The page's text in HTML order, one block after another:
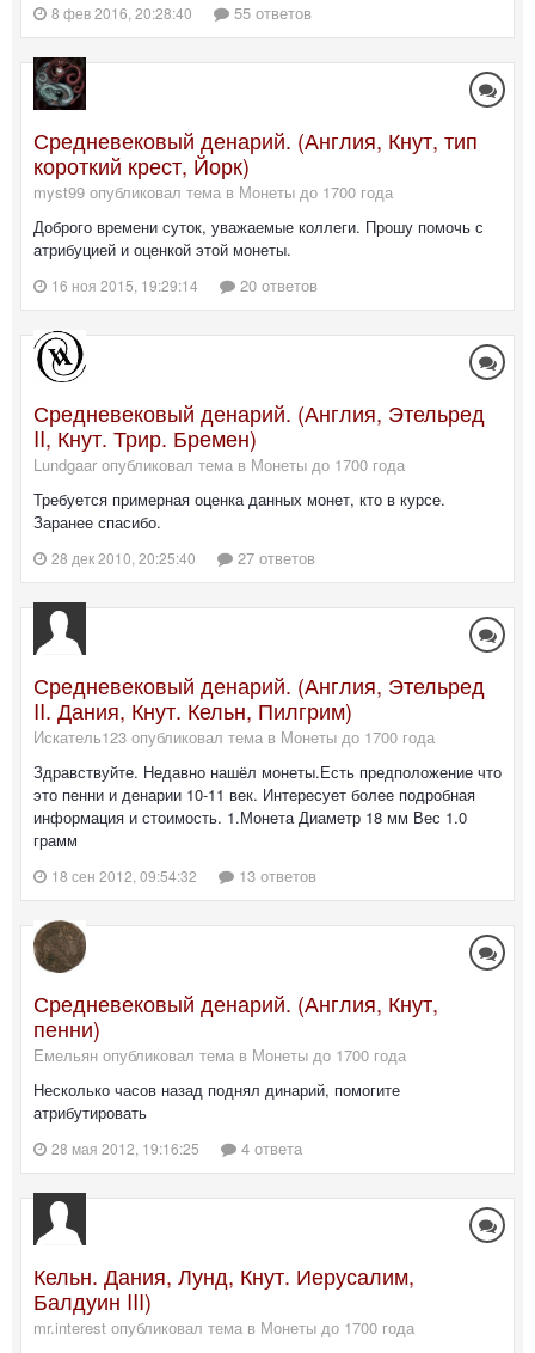
8 фев 2016, 20:28:40 55 ответов
Средневековый денарий. (Англия, Кнут, тип
короткий крест, Йорк)
myst99 опубликовал тема в Монеты до 1700 года
Доброго времени суток, уважаемые коллеги. Прошу помочь с
атрибуцией и оценкой этой монеты.
16 ноя 2015, 19:29:14 20 ответов
Средневековый денарий. (Англия, Этельред
II, Кнут. Трир. Бремен)
Lundgaar опубликовал тема в Монеты до 1700 года
Требуется примерная оценка данных монет, кто в курсе.
Заранее спасибо.
28 дек 2010, 20:25:40 27 ответов
Средневековый денарий. (Англия, Этельред
II. Дания, Кнут. Кельн, Пилгрим)
Искатель123 опубликовал тема в Монеты до 1700 года
Здравствуйте. Недавно нашёл монеты.Есть предположение что
это пенни и денарии 10-11 век. Интересует более подробная
информация и стоимость. 1.Монета Диаметр 18 мм Вес 1.0
грамм
18 сен 2012, 09:54:32 13 ответов
Средневековый денарий. (Англия, Кнут,
пенни)
Емельян опубликовал тема в Монеты до 1700 года
Несколько часов назад поднял динарий, помогите
атрибутировать
28 мая 2012, 19:16:25 4 ответа
Кельн. Дания, Лунд, Кнут. Иерусалим,
Балдуин III)
mr.interest опубликовал тема в Монеты до 1700 года